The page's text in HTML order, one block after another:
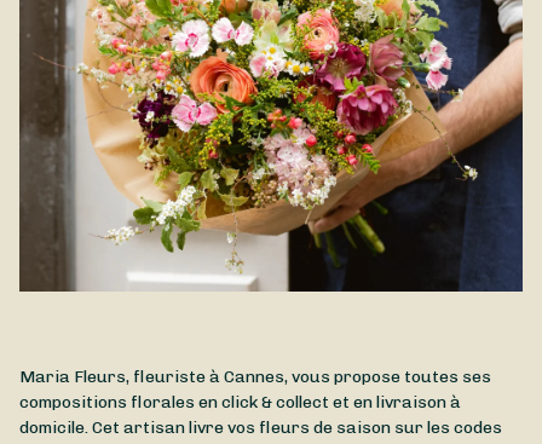
Maria Fleurs, fleuriste à Cannes, vous propose toutes ses
compositions florales en click & collect et en livraison à
domicile. Cet artisan livre vos fleurs de saison sur les codes